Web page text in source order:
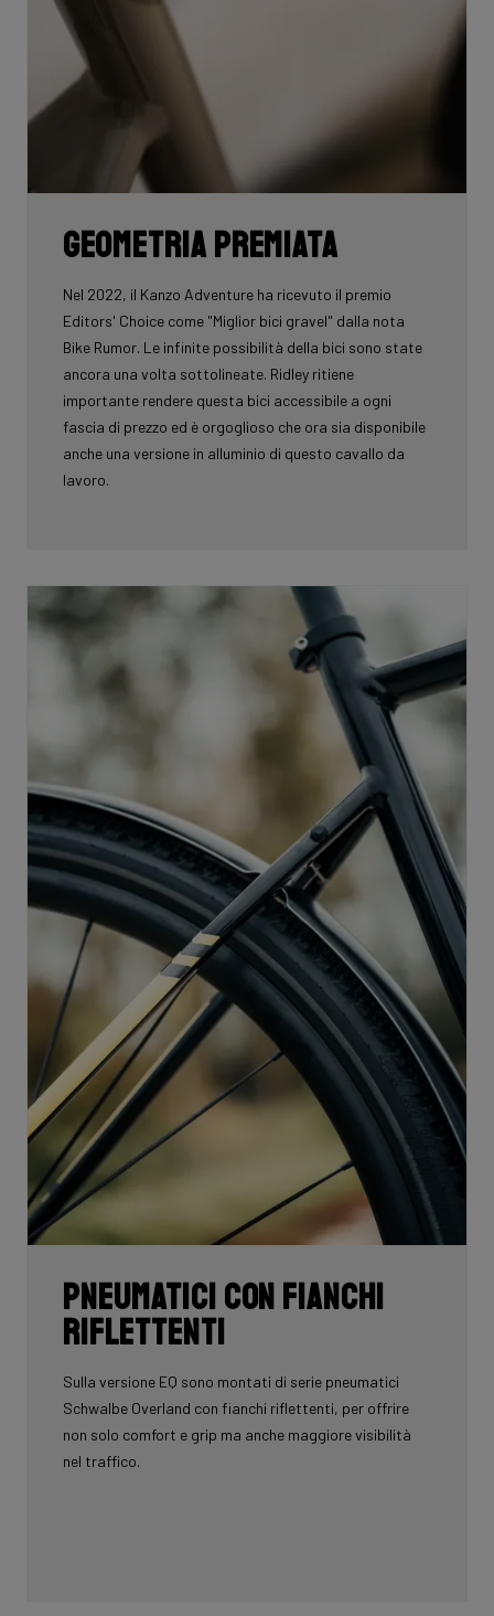
Geometria premiata
Nel 2022, il Kanzo Adventure ha ricevuto il premio
Editors' Choice come "Miglior bici gravel" dalla nota
Bike Rumor. Le infinite possibilità della bici sono state
ancora una volta sottolineate. Ridley ritiene
importante rendere questa bici accessibile a ogni
fascia di prezzo ed è orgoglioso che ora sia disponibile
anche una versione in alluminio di questo cavallo da
lavoro.
Pneumatici con fianchi
riflettenti
Sulla versione EQ sono montati di serie pneumatici
Schwalbe Overland con fianchi riflettenti, per offrire
non solo comfort e grip ma anche maggiore visibilità
nel traffico.